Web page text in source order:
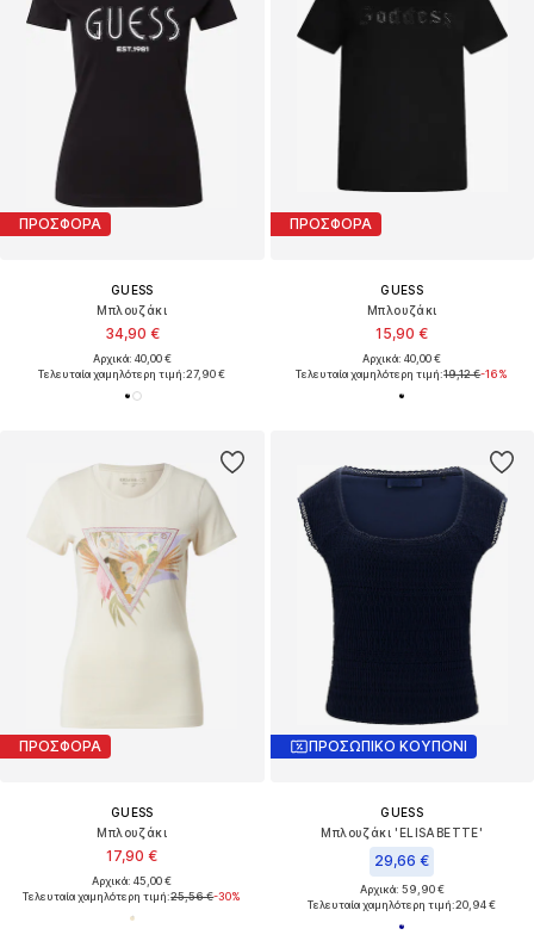
ΠΡΟΣΦΟΡΑ
GUESS
Μπλουζάκι
34,90 €
Αρχικά: 40,00 €
Τελευταία χαμηλότερη τιμή:27,90 €
ΠΡΟΣΦΟΡΑ
GUESS
Μπλουζάκι
15,90 €
Αρχικά: 40,00 €
Τελευταία χαμηλότερη τιμή:19,12 €-16%
ΠΡΟΣΦΟΡΑ
GUESS
Μπλουζάκι
17,90 €
Αρχικά: 45,00 €
Τελευταία χαμηλότερη τιμή:25,56 €-30%
ΠΡΟΣΩΠΙΚΟ ΚΟΥΠΟΝΙ
GUESS
Μπλουζάκι 'ELISABETTE'
29,66 €
Αρχικά: 59,90 €
Τελευταία χαμηλότερη τιμή:20,94 €